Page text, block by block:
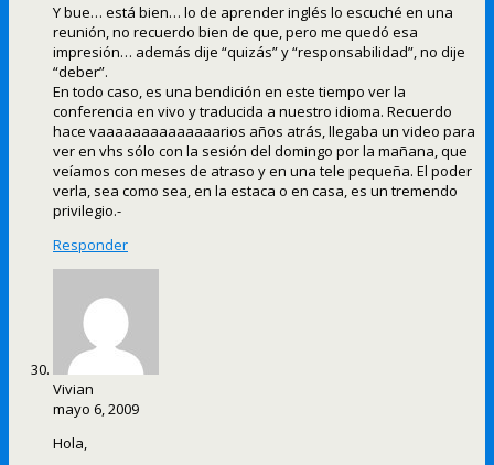
Y bue… está bien… lo de aprender inglés lo escuché en una
reunión, no recuerdo bien de que, pero me quedó esa
impresión… además dije “quizás” y “responsabilidad”, no dije
“deber”.
En todo caso, es una bendición en este tiempo ver la
conferencia en vivo y traducida a nuestro idioma. Recuerdo
hace vaaaaaaaaaaaaaarios años atrás, llegaba un video para
ver en vhs sólo con la sesión del domingo por la mañana, que
veíamos con meses de atraso y en una tele pequeña. El poder
verla, sea como sea, en la estaca o en casa, es un tremendo
privilegio.-
Responder
Vivian
mayo 6, 2009
Hola,